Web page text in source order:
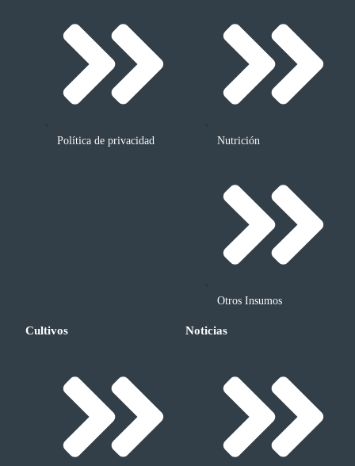
Política de privacidad Nutrición
Otros Insumos
Cultivos Noticias